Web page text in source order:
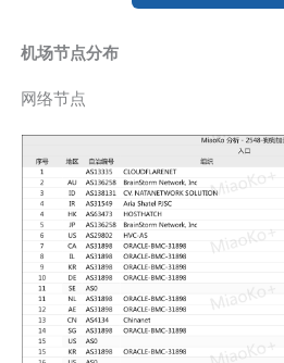
机场节点分布
网络节点